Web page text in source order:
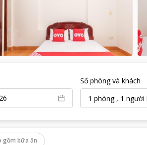
Số phòng và khách
1 phòng, 1 người
gồm bữa ăn